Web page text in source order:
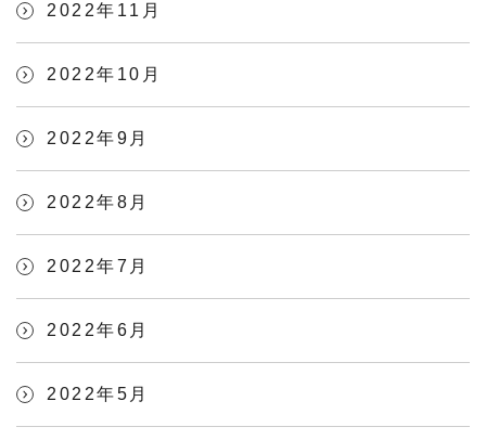
2022年11月
2022年10月
2022年9月
2022年8月
2022年7月
2022年6月
2022年5月